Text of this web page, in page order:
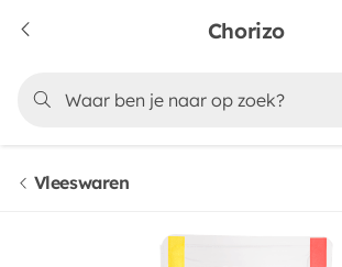
Chorizo
Vleeswaren